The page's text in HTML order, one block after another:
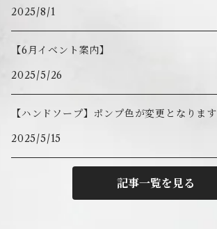
2025/8/1
【6月イベント案内】
2025/5/26
【ハンドソープ】ポンプ色が変更となります
2025/5/15
記事一覧を見る